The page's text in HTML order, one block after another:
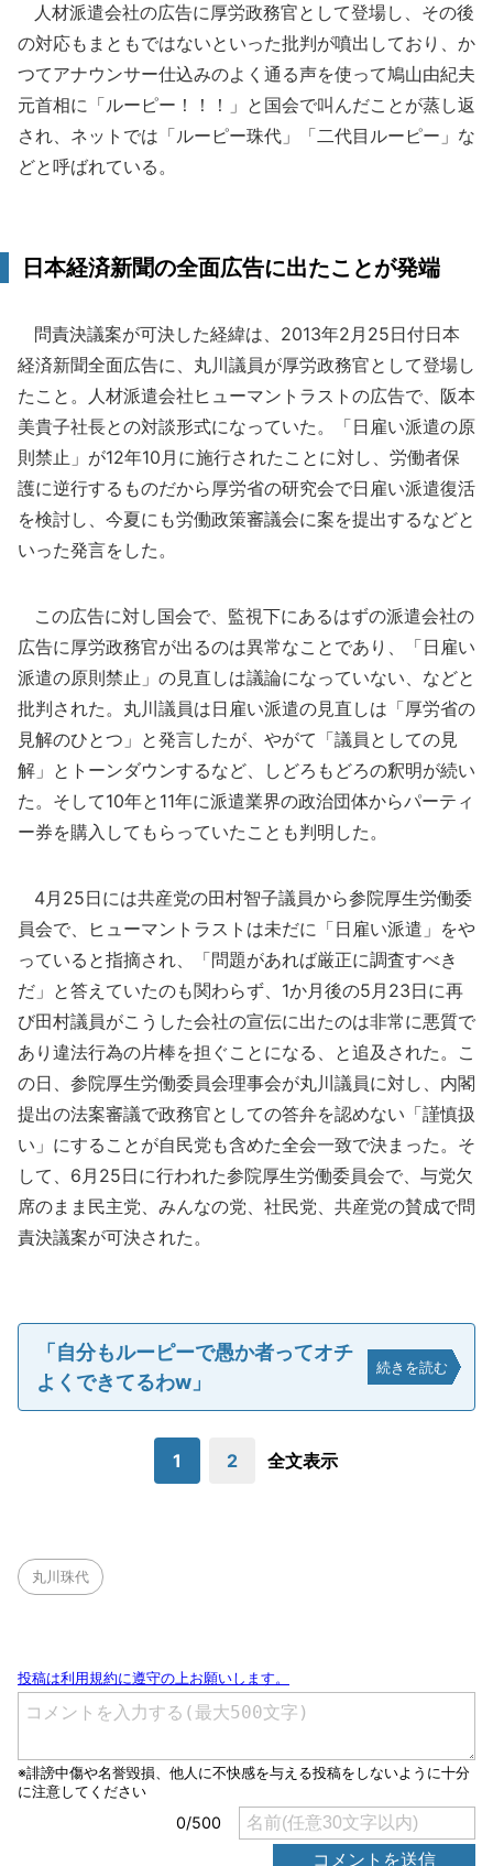
人材派遣会社の広告に厚労政務官として登場し、その後
の対応もまともではないといった批判が噴出しており、か
つてアナウンサー仕込みのよく通る声を使って鳩山由紀夫
元首相に「ルーピー！！！」と国会で叫んだことが蒸し返
され、ネットでは「ルーピー珠代」「二代目ルーピー」な
どと呼ばれている。
日本経済新聞の全面広告に出たことが発端
問責決議案が可決した経緯は、2013年2月25日付日本
経済新聞全面広告に、丸川議員が厚労政務官として登場し
たこと。人材派遣会社ヒューマントラストの広告で、阪本
美貴子社長との対談形式になっていた。「日雇い派遣の原
則禁止」が12年10月に施行されたことに対し、労働者保
護に逆行するものだから厚労省の研究会で日雇い派遣復活
を検討し、今夏にも労働政策審議会に案を提出するなどと
いった発言をした。
この広告に対し国会で、監視下にあるはずの派遣会社の
広告に厚労政務官が出るのは異常なことであり、「日雇い
派遣の原則禁止」の見直しは議論になっていない、などと
批判された。丸川議員は日雇い派遣の見直しは「厚労省の
見解のひとつ」と発言したが、やがて「議員としての見
解」とトーンダウンするなど、しどろもどろの釈明が続い
た。そして10年と11年に派遣業界の政治団体からパーティ
ー券を購入してもらっていたことも判明した。
4月25日には共産党の田村智子議員から参院厚生労働委
員会で、ヒューマントラストは未だに「日雇い派遣」をや
っていると指摘され、「問題があれば厳正に調査すべき
だ」と答えていたのも関わらず、1か月後の5月23日に再
び田村議員がこうした会社の宣伝に出たのは非常に悪質で
あり違法行為の片棒を担ぐことになる、と追及された。こ
の日、参院厚生労働委員会理事会が丸川議員に対し、内閣
提出の法案審議で政務官としての答弁を認めない「謹慎扱
い」にすることが自民党も含めた全会一致で決まった。そ
して、6月25日に行われた参院厚生労働委員会で、与党欠
席のまま民主党、みんなの党、社民党、共産党の賛成で問
責決議案が可決された。
「自分もルーピーで愚か者ってオチ
よくできてるわw」
続きを読む
1 2 全文表示
丸川珠代